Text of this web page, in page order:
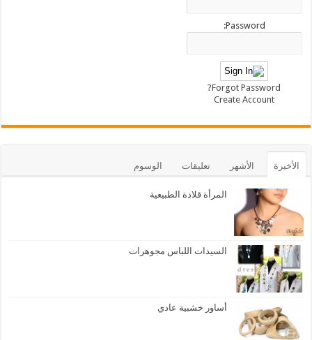
Password:
Forgot Password?
Create Account
الأخيرة الأشهر تعليقات الوسوم
المرأة قلادة الطبيعية
السيدات اللباس مجوهرات
أساور خشبية عادي